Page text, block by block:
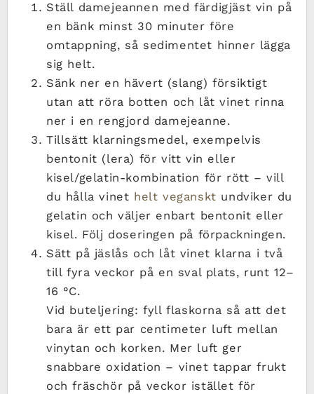
Ställ damejeannen med färdigjäst vin på
en bänk minst 30 minuter före
omtappning, så sedimentet hinner lägga
sig helt.
Sänk ner en hävert (slang) försiktigt
utan att röra botten och låt vinet rinna
ner i en rengjord damejeanne.
Tillsätt klarningsmedel, exempelvis
bentonit (lera) för vitt vin eller
kisel/gelatin-kombination för rött – vill
du hålla vinet helt veganskt undviker du
gelatin och väljer enbart bentonit eller
kisel. Följ doseringen på förpackningen.
Sätt på jäslås och låt vinet klarna i två
till fyra veckor på en sval plats, runt 12–
16 °C.
Vid buteljering: fyll flaskorna så att det
bara är ett par centimeter luft mellan
vinytan och korken. Mer luft ger
snabbare oxidation – vinet tappar frukt
och fräschör på veckor istället för